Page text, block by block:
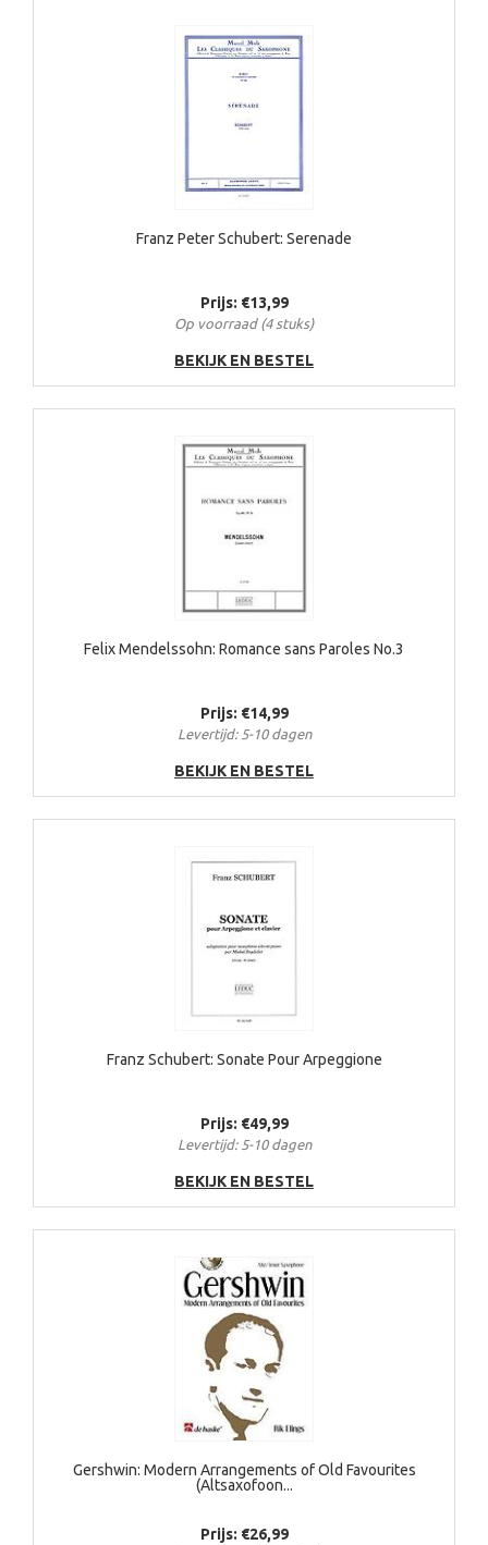
Franz Peter Schubert: Serenade
Prijs: €13,99
Op voorraad (4 stuks)
BEKIJK EN BESTEL
Felix Mendelssohn: Romance sans Paroles No.3
Prijs: €14,99
Levertijd: 5-10 dagen
BEKIJK EN BESTEL
Franz Schubert: Sonate Pour Arpeggione
Prijs: €49,99
Levertijd: 5-10 dagen
BEKIJK EN BESTEL
Gershwin: Modern Arrangements of Old Favourites
(Altsaxofoon...
Prijs: €26,99